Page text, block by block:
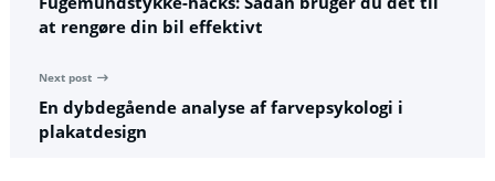
at rengøre din bil effektivt
Next post
En dybdegående analyse af farvepsykologi i
plakatdesign